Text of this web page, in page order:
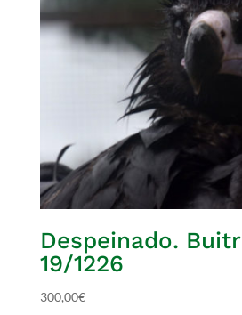
Despeinado.
19/1226
300,00€